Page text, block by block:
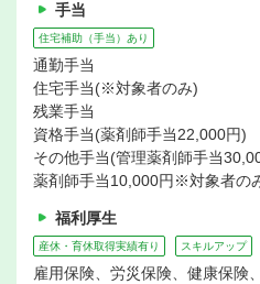
手当
住宅補助（手当）あり
通勤手当
住宅手当(※対象者のみ)
残業手当
資格手当(薬剤師手当22,000円)
その他手当(管理薬剤師手当
薬剤師手当10,000円※対象者の
福利厚生
産休・育休取得実績有り スキルアップ
雇用保険、労災保険、健康保険